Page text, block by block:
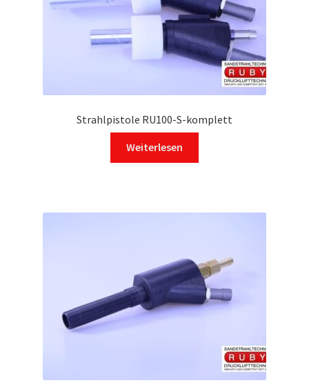
Strahlpistole RU100-S-komplett
Weiterlesen